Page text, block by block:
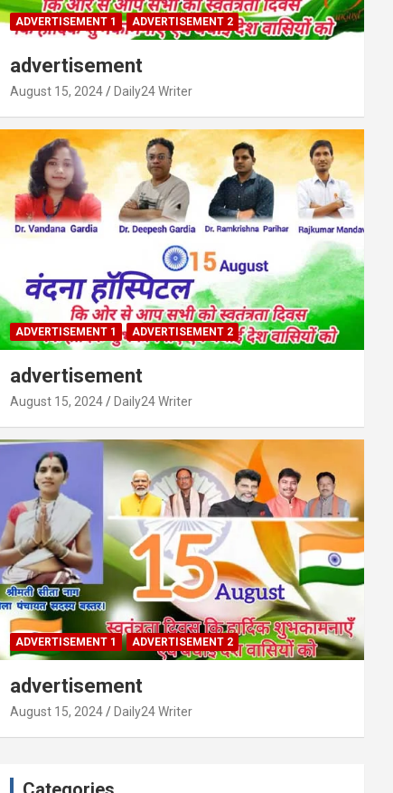
ADVERTISEMENT 1 ADVERTISEMENT 2
advertisement
August 15, 2024 Daily24 Writer
ADVERTISEMENT 1 ADVERTISEMENT 2
advertisement
August 15, 2024 Daily24 Writer
ADVERTISEMENT 1 ADVERTISEMENT 2
advertisement
August 15, 2024 Daily24 Writer